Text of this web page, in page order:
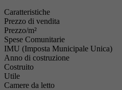
Caratteristiche
Prezzo di vendita
Prezzo/m²
Spese Comunitarie
IMU (Imposta Municipale Unica)
Anno di costruzione
Costruito
Utile
Camere da letto